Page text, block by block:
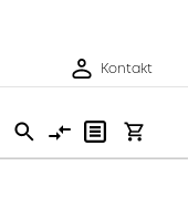
Kontakt